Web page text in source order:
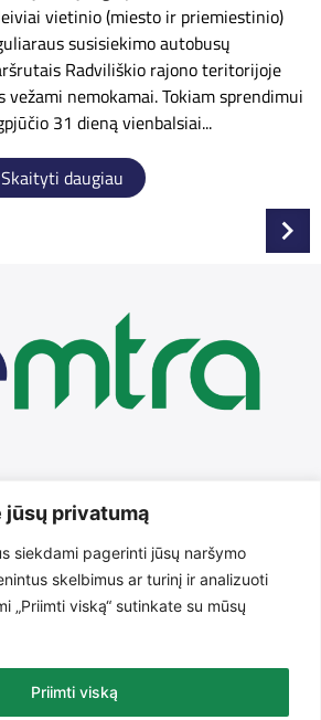
jūsų privatumą
siekdami pagerinti jūsų naršymo
skelbimus ar turinį ir analizuoti
„Priimti viską“ sutinkate su mūsų
Priimti viską
vietinio (miesto ir priemiestinio)
susisiekimo autobusų
Radviliškio rajono teritorijoje
vežami nemokamai. Tokiam sprendimui
31 dieną vienbalsiai...
Skaityti daugiau
LT-82144